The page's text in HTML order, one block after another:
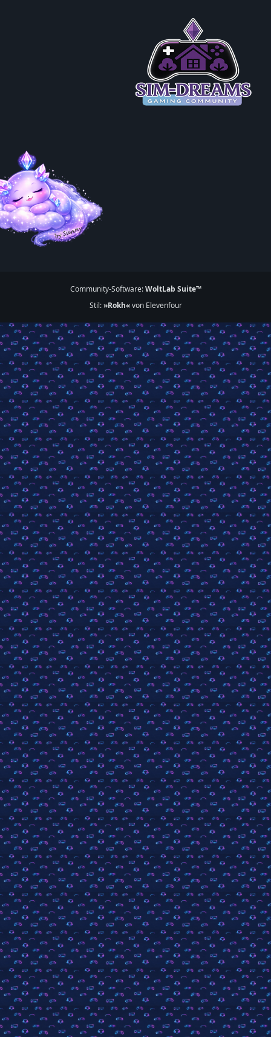
Community-Software:WoltLab Suite™
Stil:»Rokh«von Elevenfour